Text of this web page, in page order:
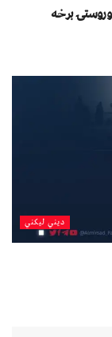
برخه
دیني لیکني